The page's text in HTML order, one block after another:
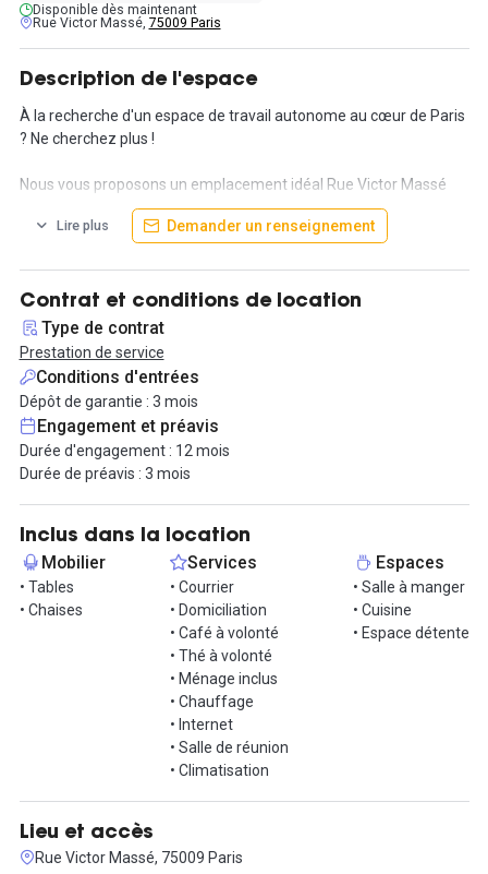
Disponible dès maintenant
Rue Victor Massé, 75009 Paris
Description de l'espace
À la recherche d'un espace de travail autonome au cœur de Paris
? Ne cherchez plus !
Nous vous proposons un emplacement idéal Rue Victor Massé
dans le 9ᵉ arrondissement, avec une capacité de 10 à 12 postes
disponibles pour votre équipe.
Avec une offre en prestation de services complète, nous vous
assurons une tranquillité d'esprit totale : le loyer, les taxes, les
charges, le mobilier contemporain, les services comme internet
haut débit, le ménage régulier, l'assistance informatique,
l'entretien, le café à volonté sont inclus dans l'offre. Le tout à un
prix de 6000€HT par mois.
Reparti sur 80m², vous découvrirez : un open space lumineux et
accueillant pouvant accueillir jusqu'à 12 postes de travail, un
espace informel parfait pour vos réunions et échanges créatifs.
Egalement un coin détente confortable pour vos pauses
déjeuner, avec une cuisine fonctionnelle. Le mobilier design et
l'ambiance chaleureuse de cet espace vous offriront un cadre de
travail inspirant et stimulant.
Situé dans un quartier dynamique, vous bénéficiez de la
proximité avec de nombreux commerces et restaurants pour vos
moments de détente ou vos rencontres professionnelles.
Accessibilité directe via les lignes 2 et 12 du métro, afin de vous
Pour obtenir plus d'informations ou planifier une visite, n'hésitez
pas à nous contacter dès maintenant !
Lire plus Demander un renseignement
Contrat et conditions de location
Type de contrat
Prestation de service
Conditions d'entrées
Dépôt de garantie : 3 mois
Engagement et préavis
Durée d'engagement : 12 mois
Durée de préavis : 3 mois
Inclus dans la location
Mobilier
• Tables
• Chaises
Services
• Courrier
• Domiciliation
• Café à volonté
• Thé à volonté
• Ménage inclus
• Chauffage
• Internet
• Salle de réunion
• Climatisation
Espaces
• Salle à manger
• Cuisine
• Espace détente
Lieu et accès
Rue Victor Massé, 75009 Paris